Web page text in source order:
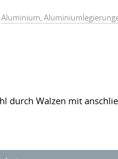
Aluminium,
durch Walzen mit